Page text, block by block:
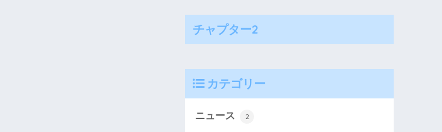
チャプター2
カテゴリー
ニュース 2